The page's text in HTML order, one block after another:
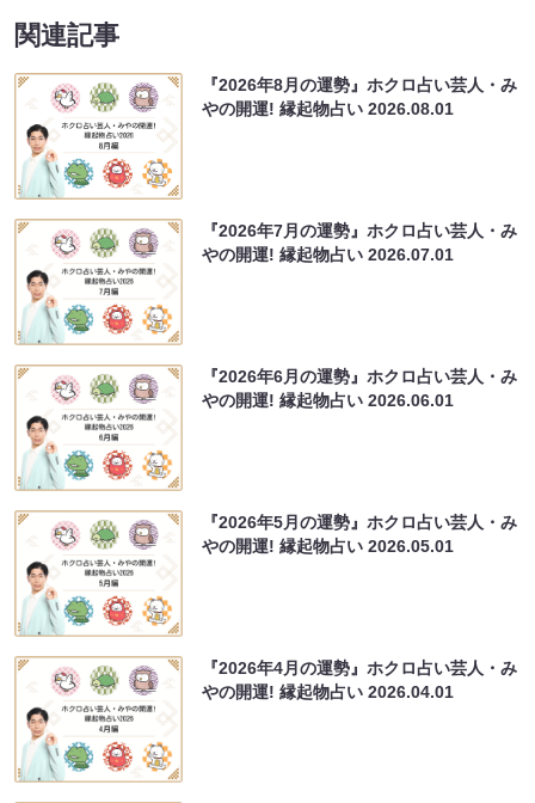
関連記事
『2026年8月の運勢』ホクロ占い芸人・み
やの開運! 縁起物占い2026.08.01
『2026年7月の運勢』ホクロ占い芸人・み
やの開運! 縁起物占い2026.07.01
『2026年6月の運勢』ホクロ占い芸人・み
やの開運! 縁起物占い2026.06.01
『2026年5月の運勢』ホクロ占い芸人・み
やの開運! 縁起物占い2026.05.01
『2026年4月の運勢』ホクロ占い芸人・み
やの開運! 縁起物占い2026.04.01